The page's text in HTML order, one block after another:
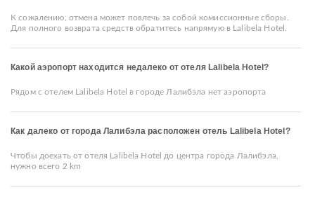
К сожалению, отмена может повлечь за собой комиссионные сборы.
Для полного возврата средств обратитесь напрямую в Lalibela Hotel.
Какой аэропорт находится недалеко от отеля Lalibela Hotel?
Рядом с отелем Lalibela Hotel в городе Лалибэла нет аэропорта
Как далеко от города Лалибэла расположен отель Lalibela Hotel?
Чтобы доехать от отеля Lalibela Hotel до центра города Лалибэла,
нужно всего 2 km